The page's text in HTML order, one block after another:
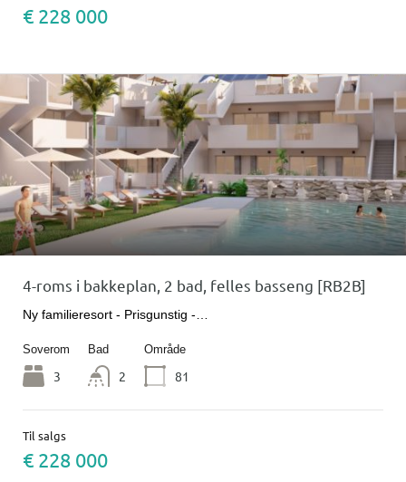
€ 228 000
4-roms i bakkeplan, 2 bad, felles basseng [RB2B]
Ny familieresort - Prisgunstig -…
Soverom
3
Bad
2
Område
81
Til salgs
€ 228 000